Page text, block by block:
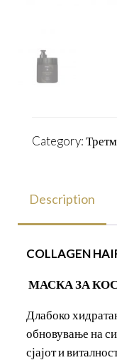
Category:
Description
COLLAGEN
МАСКА ЗА
Длабоко
обновување на
сјајот и